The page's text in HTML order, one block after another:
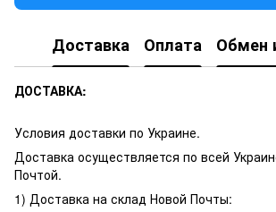
Доставка Оплата Обмен
ДОСТАВКА:
Условия доставки по Украине.
Доставка осуществляется по всей
Почтой.
1) Доставка на склад Новой Почты: